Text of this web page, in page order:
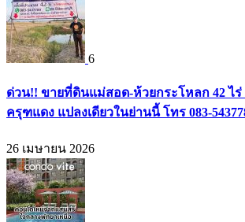
6
ด่วน!! ขายที่ดินแม่สอด-ห้วยกระโหลก 42 ไ
ครุฑแดง แปลงเดียวในย่านนี้ โทร 083-
26 เมษายน 2026